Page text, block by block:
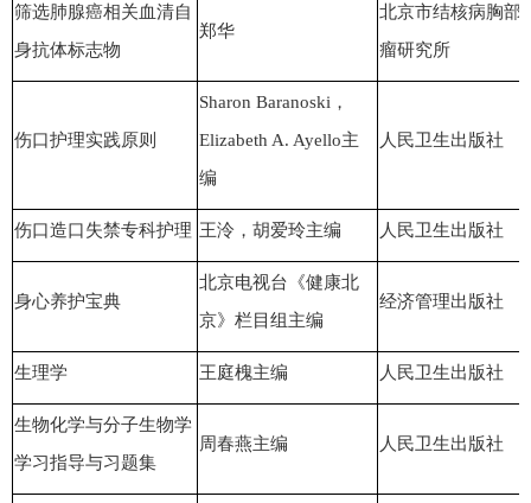
筛选肺腺癌相关血清自
身抗体标志物
郑华
北京市结核病胸部
瘤研究所
伤口护理实践原则
Sharon Baranoski，
Elizabeth A. Ayello主
编
人民卫生出版社
伤口造口失禁专科护理 王泠，胡爱玲主编 人民卫生出版社
身心养护宝典
北京电视台《健康北
京》栏目组主编
经济管理出版社
生理学 王庭槐主编 人民卫生出版社
生物化学与分子生物学
学习指导与习题集
周春燕主编 人民卫生出版社